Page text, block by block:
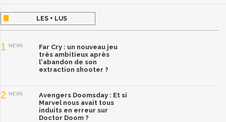
LES + LUS
1 NEWS
Far Cry : un nouveau jeu
très ambitieux après
l'abandon de son
extraction shooter ?
2 NEWS
Avengers Doomsday : Et si
Marvel nous avait tous
induits en erreur sur
Doctor Doom ?